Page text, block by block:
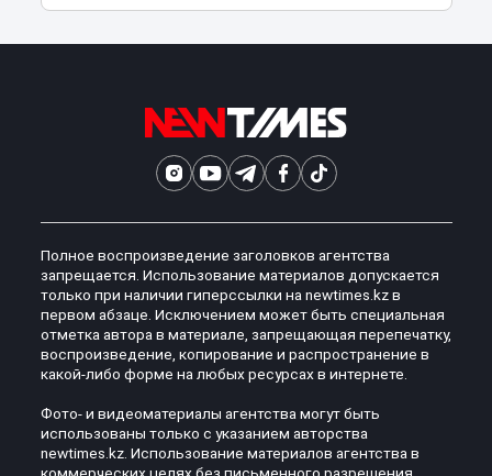
Полное воспроизведение заголовков агентства
запрещается. Использование материалов допускается
только при наличии гиперссылки на newtimes.kz в
первом абзаце. Исключением может быть специальная
отметка автора в материале, запрещающая перепечатку,
воспроизведение, копирование и распространение в
какой-либо форме на любых ресурсах в интернете.
Фото- и видеоматериалы агентства могут быть
использованы только с указанием авторства
newtimes.kz. Использование материалов агентства в